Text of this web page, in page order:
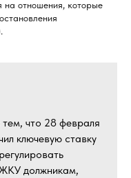
отношения, которые
что 28 февраля
ключевую ставку
должникам,